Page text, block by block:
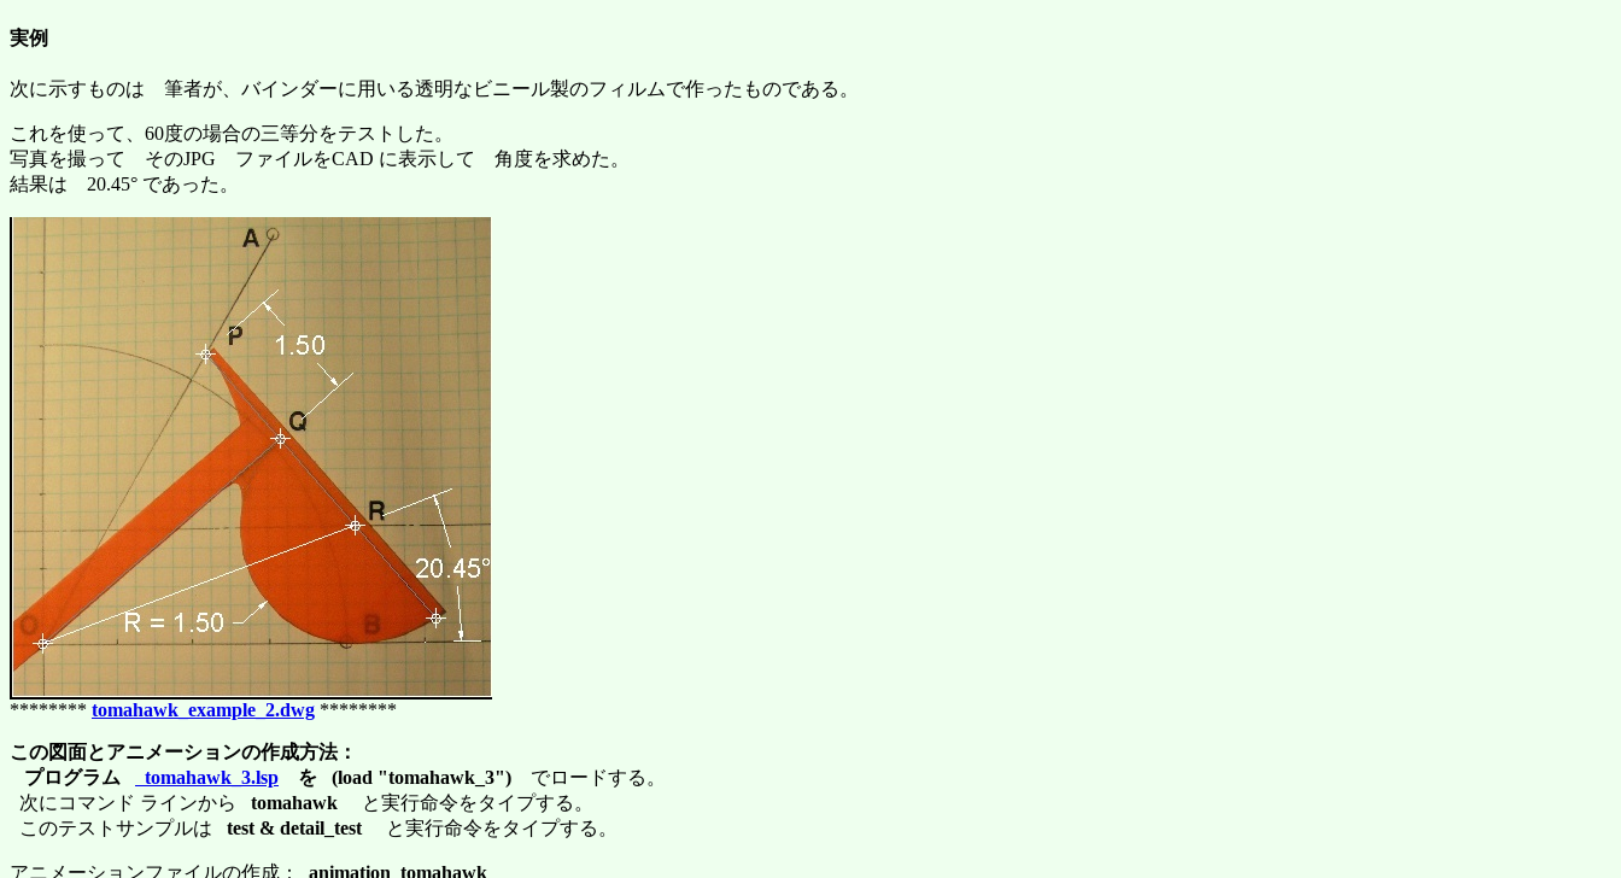
実例
次に示すものは 筆者が、バインダーに用いる透明なビニール製のフィルムで作ったものである。
これを使って、60度の場合の三等分をテストした。
写真を撮って そのJPG ファイルをCAD に表示して 角度を求めた。
結果は 20.45° であった。
******** tomahawk_example_2.dwg ********
この図面とアニメーションの作成方法：
プログラム
tomahawk_3.lsp を (load "tomahawk_3") でロードする。
次にコマンド ラインから tomahawk
と実行命令をタイプする。
このテストサンプルは test & detail_test と実行命令をタイプする。
アニメーションファイルの作成： animation_tomahawk